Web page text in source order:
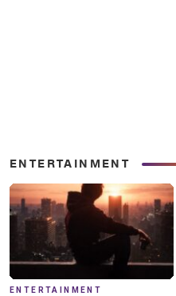
ENTERTAINMENT
ENTERTAINMENT